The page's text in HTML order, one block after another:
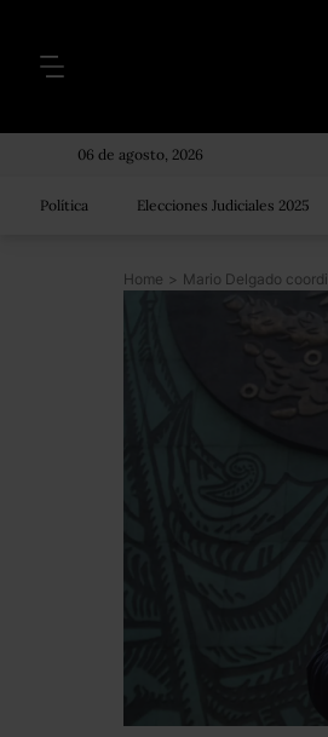
06 de agosto, 2026
Política Elecciones Judiciales 2025
Home >